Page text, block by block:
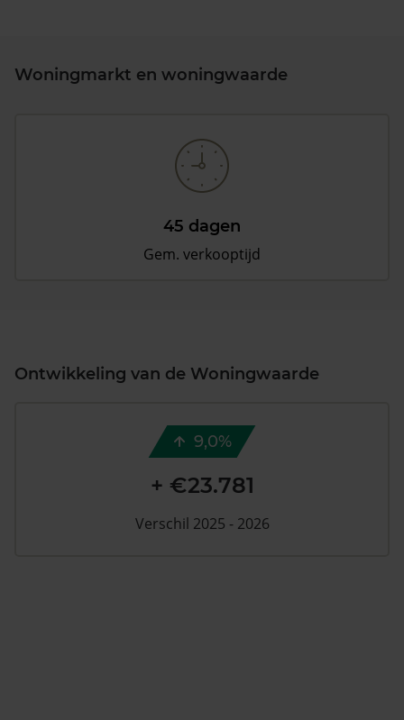
Woningmarkt en woningwaarde
45 dagen
Gem. verkooptijd
Ontwikkeling van de Woningwaarde
9,0%
+ €23.781
Verschil 2025 - 2026